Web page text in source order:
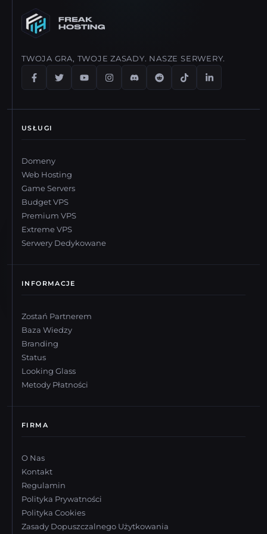
TWOJA GRA, TWOJE ZASADY. NASZE SERWERY.
USŁUGI
Domeny
Web Hosting
Game Servers
Budget VPS
Premium VPS
Extreme VPS
Serwery Dedykowane
INFORMACJE
Zostań Partnerem
Baza Wiedzy
Branding
Status
Looking Glass
Metody Płatności
FIRMA
O Nas
Kontakt
Regulamin
Polityka Prywatności
Polityka Cookies
Zasady Dopuszczalnego Użytkowania